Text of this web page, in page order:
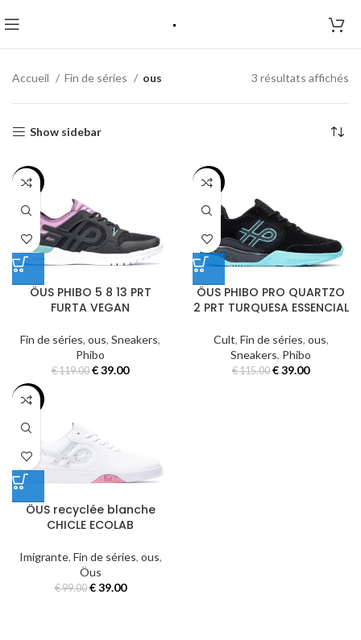
Accueil Fin de séries ous 3 résultats affichés
Show sidebar
-67%
ÖUS PHIBO 5 8 13 PRT
FURTA VEGAN
Fin de séries, ous, Sneakers,
Phibo
€119.00 €39.00
-66%
ÖUS PHIBO PRO QUARTZO
2 PRT TURQUESA ESSENCIAL
Cult, Fin de séries, ous,
Sneakers, Phibo
€115.00 €39.00
-61%
ÖUS recyclée blanche
CHICLE ECOLAB
Imigrante, Fin de séries, ous,
Öus
€99.00 €39.00